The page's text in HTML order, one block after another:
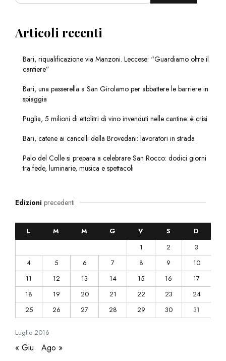
Articoli recenti
Bari, riqualificazione via Manzoni. Leccese: “Guardiamo oltre il
cantiere”
Bari, una passerella a San Girolamo per abbattere le barriere in
spiaggia
Puglia, 5 milioni di ettolitri di vino invenduti nelle cantine: è crisi
Bari, catene ai cancelli della Brovedani: lavoratori in strada
Palo del Colle si prepara a celebrare San Rocco: dodici giorni
tra fede, luminarie, musica e spettacoli
Edizioni precedenti
Luglio 2016
L M M G V S
D
1
2
3
4
5 6 7 8 9
10
11
12 13 14 15 16
17
18
19 20 21 22 23
24
25
26 27 28 29 30 31
« Giu Ago »